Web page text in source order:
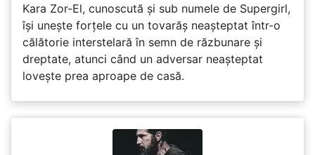
Kara Zor-El, cunoscută și sub numele de Supergirl,
își unește forțele cu un tovarăș neașteptat într-o
călătorie interstelară în semn de răzbunare și
dreptate, atunci când un adversar neașteptat
lovește prea aproape de casă.